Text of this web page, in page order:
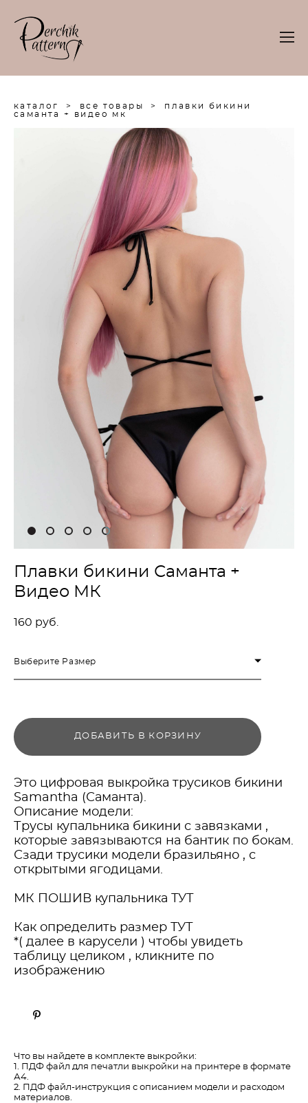
каталог > все товары >
плавки бикини
саманта + видео мк
Плавки бикини Саманта +
Видео МК
160 pуб.
Выберите Размер
ДОБАВИТЬ В КОРЗИНУ
Это цифровая выкройка трусиков бикини
Samantha (Саманта).
Описание модели:
Трусы купальника бикини с завязками ,
которые завязываются на бантик по бокам.
Сзади трусики модели бразильяно , с
открытыми ягодицами.
МК ПОШИВ купальника ТУТ
Как определить размер ТУТ
*( далее в карусели ) чтобы увидеть
таблицу целиком , кликните по
изображению
Что вы найдете в комплекте выкройки:
1. ПДФ файл для печатли выкройки на принтере в формате
А4.
2. ПДФ файл-инструкция с описанием модели и расходом
материалов.